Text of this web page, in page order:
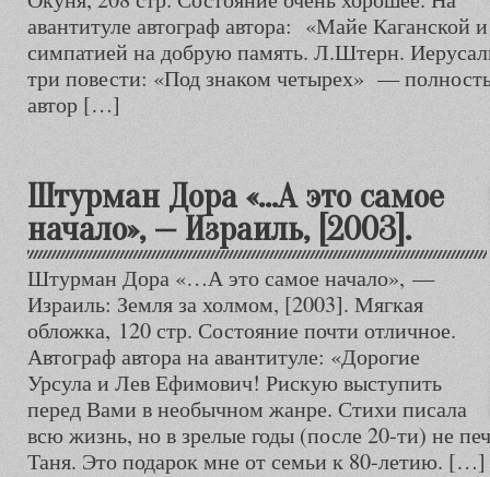
авантитуле автограф автора: «Майе Каганской
симпатией на добрую память. Л.Штерн.
три повести: «Под знаком четырех» —
автор […]
Штурман Дора «…А это самое
начало», — Израиль, [2003].
Штурман Дора «…А это самое начало», —
Израиль: Земля за холмом, [2003]. Мягкая
обложка, 120 стр. Состояние почти отличное.
Автограф автора на авантитуле: «Дорогие
Урсула и Лев Ефимович! Рискую выступить
перед Вами в необычном жанре. Стихи писала
всю жизнь, но в зрелые годы (после 20-ти) не
Таня. Это подарок мне от семьи к 80-летию. […]